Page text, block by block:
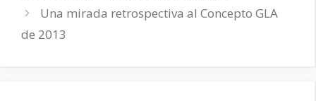
Una mirada retrospectiva al Concepto GLA
de 2013